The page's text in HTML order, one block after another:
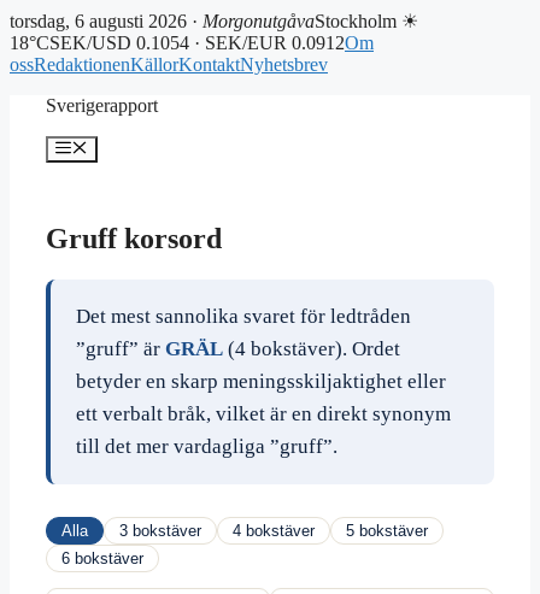
torsdag, 6 augusti 2026 · MorgonutgåvaStockholm ☀
18°CSEK/USD 0.1054 · SEK/EUR 0.0912Om
ossRedaktionenKällorKontaktNyhetsbrev
Sverigerapport
Meny
Gruff korsord
Det mest sannolika svaret för ledtråden
”gruff” är GRÄL(4 bokstäver). Ordet
betyder en skarp meningsskiljaktighet eller
ett verbalt bråk, vilket är en direkt synonym
till det mer vardagliga ”gruff”.
Alla 3 bokstäver 4 bokstäver
5 bokstäver
6 bokstäver